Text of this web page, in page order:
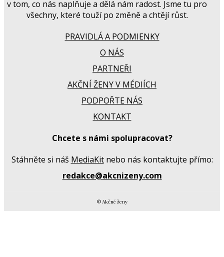
v tom, co nás naplňuje a dělá nám radost. Jsme tu pro
všechny, které touží po změně a chtějí růst.
PRAVIDLÁ A PODMIENKY
O NÁS
PARTNEŘI
AKČNÍ ŽENY V MÉDIÍCH
PODPOŘTE NÁS
KONTAKT
Chcete s námi spolupracovat?
Stáhněte si náš MediaKitnebo nás kontaktujte přímo:
redakce@akcnizeny.com
© Akčné ženy